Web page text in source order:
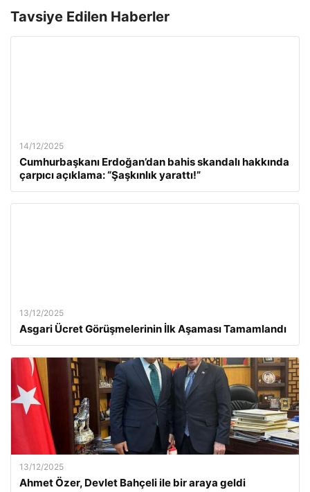
Tavsiye Edilen Haberler
14/12/2025
Cumhurbaşkanı Erdoğan’dan bahis skandalı hakkında
çarpıcı açıklama: “Şaşkınlık yarattı!”
13/12/2025
Asgari Ücret Görüşmelerinin İlk Aşaması Tamamlandı
13/12/2025
Ahmet Özer, Devlet Bahçeli ile bir araya geldi